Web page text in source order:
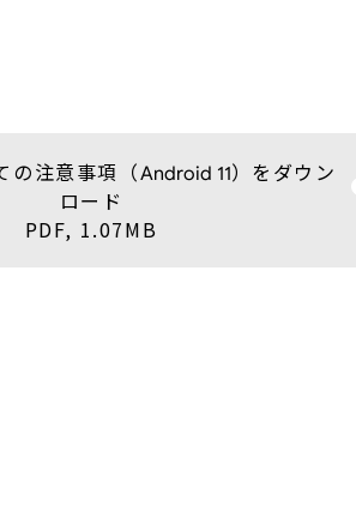
の注意事項（Android 11）をダウン
ロード
PDF, 1.07MB